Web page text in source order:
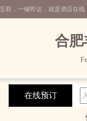
联，一键即达，就是酒店在线
合肥
在线预订